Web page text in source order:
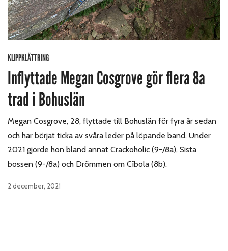
KLIPPKLÄTTRING
Inflyttade Megan Cosgrove gör flera 8a
trad i Bohuslän
Megan Cosgrove, 28, flyttade till Bohuslän för fyra år sedan
och har börjat ticka av svåra leder på löpande band. Under
2021 gjorde hon bland annat Crackoholic (9-/8a), Sista
bossen (9-/8a) och Drömmen om Cîbola (8b).
2 december, 2021